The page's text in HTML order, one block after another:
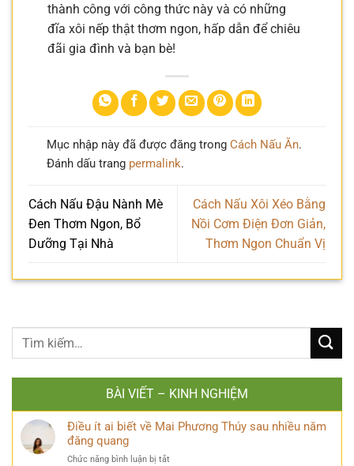
thành công với công thức này và có những
đĩa xôi nếp thật thơm ngon, hấp dẫn để chiêu
đãi gia đình và bạn bè!
Mục nhập này đã được đăng trong Cách Nấu Ăn.
Đánh dấu trang permalink.
Cách Nấu Đậu Nành Mè
Đen Thơm Ngon, Bổ
Dưỡng Tại Nhà
Cách Nấu Xôi Xéo Bằng
Nồi Cơm Điện Đơn Giản,
Thơm Ngon Chuẩn Vị
BÀI VIẾT – KINH NGHIỆM
Điều ít ai biết về Mai Phương Thúy sau nhiều năm
đăng quang
Chức năng bình luận bị tắt